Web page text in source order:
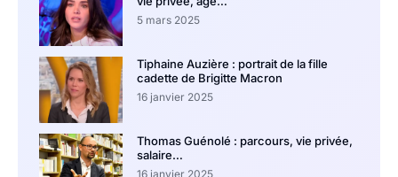
5 mars 2025
Tiphaine Auzière : portrait de la fille
cadette de Brigitte Macron
16 janvier 2025
Thomas Guénolé : parcours, vie privée,
salaire…
16 janvier 2025